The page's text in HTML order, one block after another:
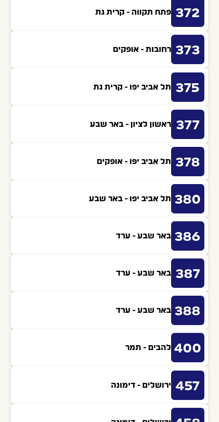
372 פתח תקווה - קרית גת
373 רחובות - אופקים
375 תל אביב יפו - קרית גת
377 ראשון לציון - באר שבע
378 תל אביב יפו - אופקים
380 תל אביב יפו - באר שבע
386 באר שבע - ערד
387 באר שבע - ערד
388 באר שבע - ערד
400 להבים - תמר
457 ירושלים - דימונה